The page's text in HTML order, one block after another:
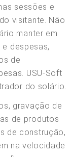
sessões e
visitante. Não
manter em
despesas,
de
USU-Soft
do solário.
gravação de
de produtos
de construção,
na velocidade